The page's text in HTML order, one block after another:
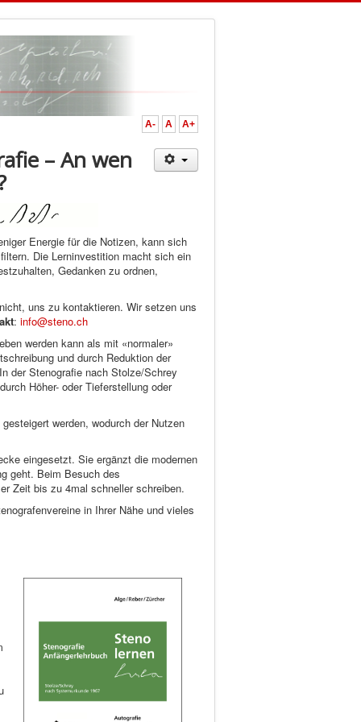
A- A A+
– An wen
Energie für die Notizen, kann sich
Die Lerninvestition macht sich ein
Gedanken zu ordnen,
uns zu kontaktieren. Wir setzen uns
: info@steno.ch
werden kann als mit «normaler»
und durch Reduktion der
der Stenografie nach Stolze/Schrey
Höher- oder Tieferstellung oder
werden, wodurch der Nutzen
eingesetzt. Sie ergänzt die modernen
geht. Beim Besuch des
Zeit bis zu 4mal schneller schreiben.
in Ihrer Nähe und vieles